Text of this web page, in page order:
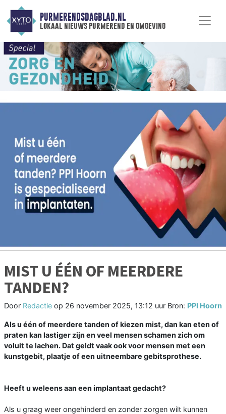
PURMERENDSDAGBLAD.NL
lokaal nieuws purmerend en omgeving
MIST U ÉÉN OF MEERDERE
TANDEN?
Door Redactie op 26 november 2025, 13:12 uur Bron: PPI Hoorn
Als u één of meerdere tanden of kiezen mist, dan kan eten of
praten kan lastiger zijn en veel mensen schamen zich om
voluit te lachen. Dat geldt vaak ook voor mensen met een
kunstgebit, plaatje of een uitneembare gebitsprothese.
Heeft u weleens aan een implantaat gedacht?
Als u graag weer ongehinderd en zonder zorgen wilt kunnen